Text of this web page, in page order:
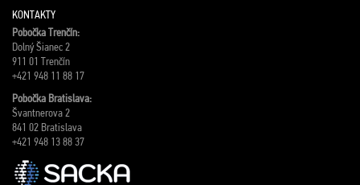
KONTAKTY
Pobočka Trenčín:
Dolný Šianec 2
911 01 Trenčín
+421 948 11 88 17
Pobočka Bratislava:
Švantnerova 2
841 02 Bratislava
+421 948 13 88 37